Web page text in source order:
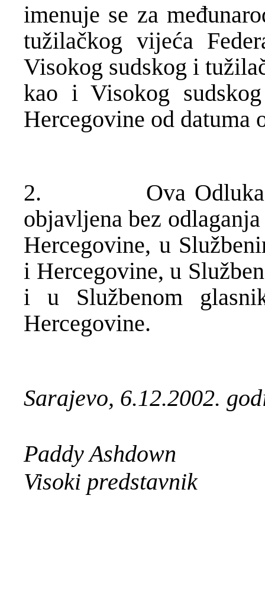
imenuje se za
tužilačkog vijeća
Visokog sudskog i
kao i Visokog
Hercegovine od datuma
2. Ova Odluka
objavljena bez
Hercegovine, u
i Hercegovine, u
i u Službenom
Hercegovine.
Sarajevo, 6.12.2002.
Paddy Ashdown
Visoki predstavnik